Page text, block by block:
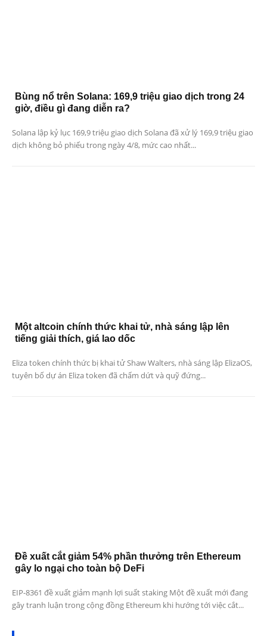
Bùng nổ trên Solana: 169,9 triệu giao dịch trong 24
giờ, điều gì đang diễn ra?
Solana lập kỷ lục 169,9 triệu giao dịch Solana đã xử lý 169,9 triệu giao
dịch không bỏ phiếu trong ngày 4/8, mức cao nhất...
Một altcoin chính thức khai tử, nhà sáng lập lên
tiếng giải thích, giá lao dốc
Eliza token chính thức bị khai tử Shaw Walters, nhà sáng lập ElizaOS,
tuyên bố dự án Eliza token đã chấm dứt và quỹ đứng...
Đề xuất cắt giảm 54% phần thưởng trên Ethereum
gây lo ngại cho toàn bộ DeFi
EIP-8361 đề xuất giảm mạnh lợi suất staking Một đề xuất mới đang
gây tranh luận trong cộng đồng Ethereum khi hướng tới việc cắt...